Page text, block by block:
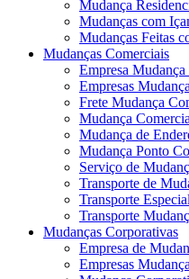
Mudança
Mudanças com
Mudanças Feitas
Mudanças Comerciais
Empresa
Empresas
Frete Mudança
Mudança
Mudança de
Mudança Ponto
Serviço de
Transporte de
Transporte
Transporte
Mudanças Corporativas
Empresa de
Empresas